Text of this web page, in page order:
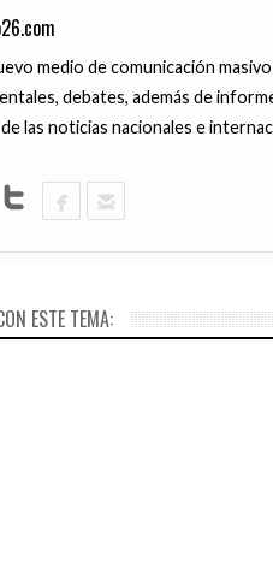
medio de comunicación
debates, además de
las noticias nacionales e
ESTE TEMA:
10 MAYO,
y
9 ABRIL, 2017